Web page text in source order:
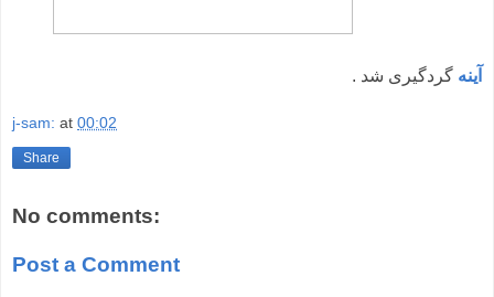
آینه گردگیری شد .
j-sam: at 00:02
Share
No comments:
Post a Comment